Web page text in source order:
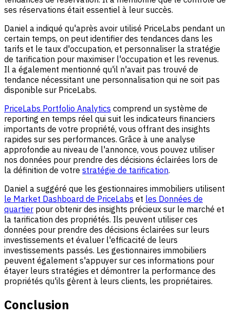
ses réservations était essentiel à leur succès.
Daniel a indiqué qu'après avoir utilisé PriceLabs pendant un
certain temps, on peut identifier des tendances dans les
tarifs et le taux d'occupation, et personnaliser la stratégie
de tarification pour maximiser l'occupation et les revenus.
Il a également mentionné qu'il n'avait pas trouvé de
tendance nécessitant une personnalisation qui ne soit pas
disponible sur PriceLabs.
PriceLabs Portfolio Analytics comprend un système de
reporting en temps réel qui suit les indicateurs financiers
importants de votre propriété, vous offrant des insights
rapides sur ses performances. Grâce à une analyse
approfondie au niveau de l'annonce, vous pouvez utiliser
nos données pour prendre des décisions éclairées lors de
la définition de votre stratégie de tarification.
Daniel a suggéré que les gestionnaires immobiliers utilisent
le Market Dashboard de PriceLabs et les Données de
quartier pour obtenir des insights précieux sur le marché et
la tarification des propriétés. Ils peuvent utiliser ces
données pour prendre des décisions éclairées sur leurs
investissements et évaluer l'efficacité de leurs
investissements passés. Les gestionnaires immobiliers
peuvent également s'appuyer sur ces informations pour
étayer leurs stratégies et démontrer la performance des
propriétés qu'ils gèrent à leurs clients, les propriétaires.
Conclusion